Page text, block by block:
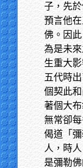
子，先
預言他
佛。因
為是未
生重大
五代時
個契此
著個大
無常卻
偈道「
人，時
是彌勒